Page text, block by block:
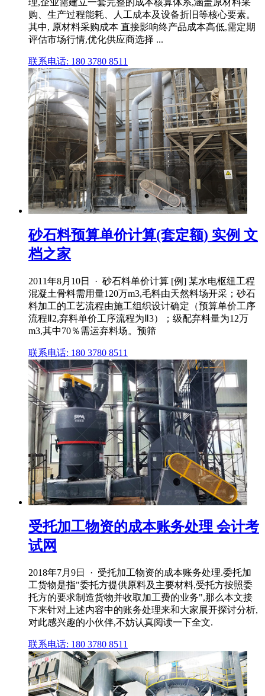
购、生产过程能耗、人工成本及设备折旧等核心要素。
其中, 原材料采购成本 直接影响终产品成本高低,需定期
评估市场行情,优化供应商选择 ...
联系电话: 180 3780 8511
砂石料预算单价计算(套定额) 实例 文
档之家
2011年8月10日 · 砂石料单价计算 [例] 某水电枢纽工程
混凝土骨料需用量120万m3,毛料由天然料场开采；砂石
料加工的工艺流程由施工组织设计确定（预算单价工序
流程Ⅱ2,弃料单价工序流程为Ⅱ3）；级配弃料量为12万
m3,其中70％需运弃料场。预筛
联系电话: 180 3780 8511
受托加工物资的成本账务处理 会计考
试网
2018年7月9日 · 受托加工物资的成本账务处理.委托加
工货物是指"委托方提供原料及主要材料,受托方按照委
托方的要求制造货物并收取加工费的业务",那么本文接
下来针对上述内容中的账务处理来和大家展开探讨分析,
对此感兴趣的小伙伴,不妨认真阅读一下全文.
联系电话: 180 3780 8511